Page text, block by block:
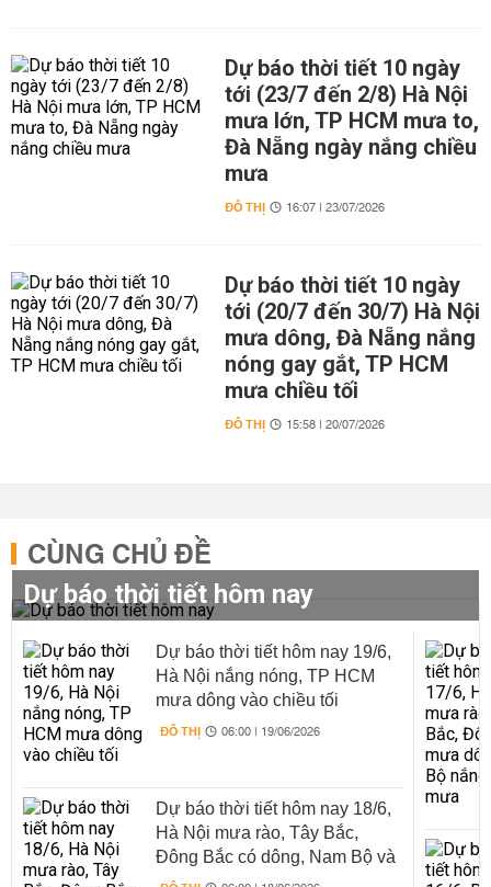
Dự báo thời tiết 10 ngày
tới (23/7 đến 2/8) Hà Nội
mưa lớn, TP HCM mưa to,
Đà Nẵng ngày nắng chiều
mưa
ĐÔ THỊ 16:07 | 23/07/2026
Dự báo thời tiết 10 ngày
tới (20/7 đến 30/7) Hà Nội
mưa dông, Đà Nẵng nắng
nóng gay gắt, TP HCM
mưa chiều tối
ĐÔ THỊ 15:58 | 20/07/2026
CÙNG CHỦ ĐỀ
Dự báo thời tiết hôm nay
Dự báo thời tiết hôm nay 19/6,
Hà Nội nắng nóng, TP HCM
mưa dông vào chiều tối
ĐÔ THỊ 06:00 | 19/06/2026
Dự báo thời tiết hôm nay 18/6,
Hà Nội mưa rào, Tây Bắc,
Đông Bắc có dông, Nam Bộ và
Trung Bộ nắng nóng xen mưa